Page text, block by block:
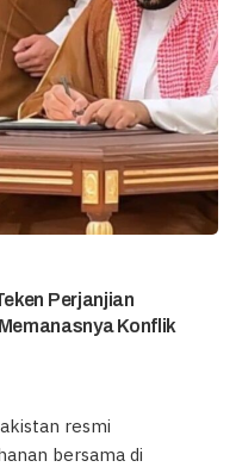
Perjanjian
Konflik
resmi
bersama di